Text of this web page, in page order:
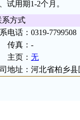
试用期1-2个月。
系方式
系电话： 0319-7799508
传真： -
主页： 无
司地址 ： 河北省柏乡